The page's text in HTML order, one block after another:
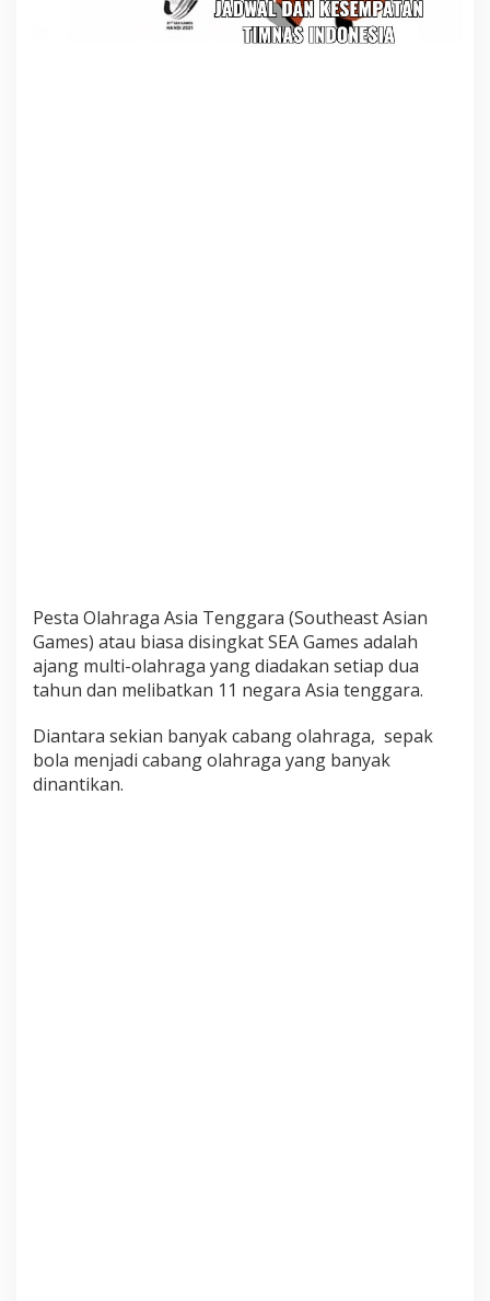
Pesta Olahraga Asia Tenggara (Southeast Asian
Games) atau biasa disingkat SEA Games adalah
ajang multi-olahraga yang diadakan setiap dua
tahun dan melibatkan 11 negara Asia tenggara.
Diantara sekian banyak cabang olahraga, sepak
bola menjadi cabang olahraga yang banyak
dinantikan.